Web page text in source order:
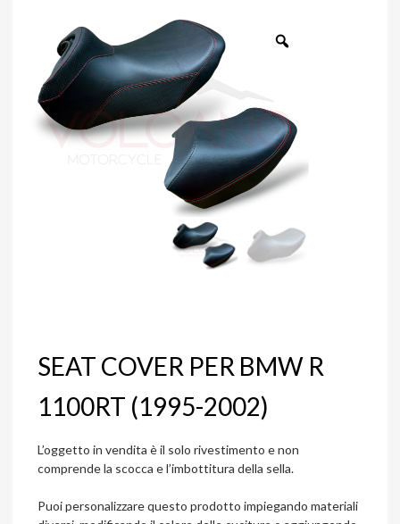
SEAT COVER PER BMW R
1100RT (1995-2002)
L’oggetto in vendita è il solo rivestimento e non
comprende la scocca e l’imbottitura della sella.
Puoi personalizzare questo prodotto impiegando materiali